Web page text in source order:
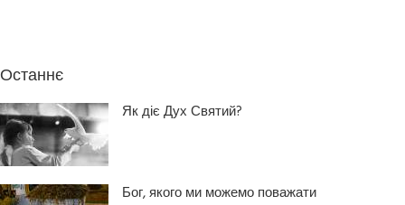
Останнє
Як діє Дух Святий?
Бог, якого ми можемо поважати